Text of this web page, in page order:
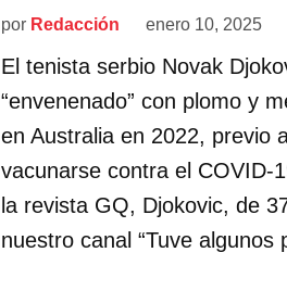
por Redacción enero 10, 2025
El tenista serbio Novak
“envenenado” con plomo y
en Australia en 2022, previo
vacunarse contra el COVID-
la revista GQ, Djokovic, de
nuestro canal “Tuve